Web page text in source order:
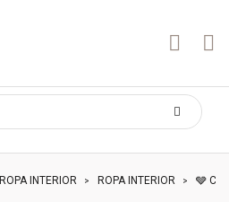
ROPA INTERIOR ROPA INTERIOR 🩶